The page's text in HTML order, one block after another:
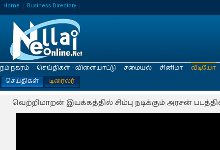
Home Business Directory
நம் நகரம் செய்திகள் - விளையாட்டு சமையல் சினிமா
வீடியோ
செய்திகள்
டிரைலர்
வெற்றிமாறன் இயக்கத்தில் சிம்பு நடிக்கும் அரசன்